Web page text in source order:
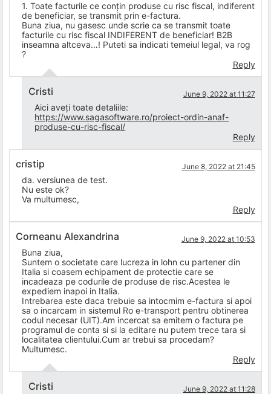
1. Toate facturile ce conțin produse cu risc fiscal, indiferent
de beneficiar, se transmit prin e-factura.
Buna ziua, nu gasesc unde scrie ca se transmit toate
facturile cu risc fiscal INDIFERENT de beneficiar! B2B
inseamna altceva…! Puteti sa indicati temeiul legal, va rog
?
Reply
Cristi June 9, 2022 at 11:27
Aici aveți toate detaliile:
https://www.sagasoftware.ro/proiect-ordin-anaf-
produse-cu-risc-fiscal/
Reply
cristip June 8, 2022 at 21:45
da. versiunea de test.
Nu este ok?
Va multumesc,
Reply
Corneanu Alexandrina June 9, 2022 at 10:53
Buna ziua,
Suntem o societate care lucreza in lohn cu partener din
Italia si coasem echipament de protectie care se
incadeaza pe codurile de produse de risc.Acestea le
expediem inapoi in Italia.
Intrebarea este daca trebuie sa intocmim e-factura si apoi
sa o incarcam in sistemul Ro e-transport pentru obtinerea
codul necesar (UIT).Am incercat sa emitem o factura pe
programul de conta si si la editare nu putem trece tara si
localitatea clientului.Cum ar trebui sa procedam?
Multumesc.
Reply
Cristi June 9, 2022 at 11:28